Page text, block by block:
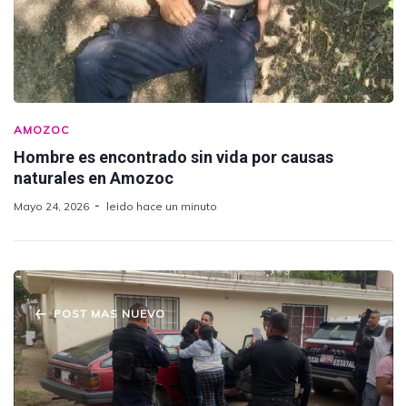
AMOZOC
Hombre es encontrado sin vida por causas
naturales en Amozoc
Mayo 24, 2026 leido hace un minuto
POST MAS NUEVO
Frustran Extorsión en San Mateo
Mendizábal: Menor "Secuestrada" Resulta
Víctima de Llamada Fraudulenta; Regresa